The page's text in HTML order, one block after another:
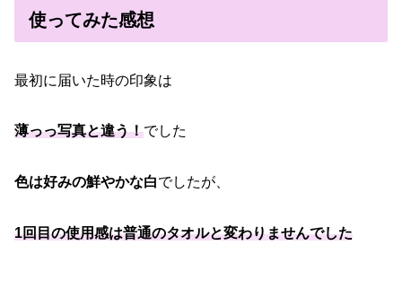
使ってみた感想
最初に届いた時の印象は
薄っっ写真と違う！でした
色は好みの鮮やかな白でしたが、
1回目の使用感は普通のタオルと変わりませんでした